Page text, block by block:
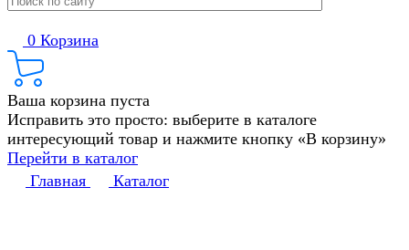
0 Корзина
Ваша корзина пуста
Исправить это просто: выберите в каталоге
интересующий товар и нажмите кнопку «В корзину»
Перейти в каталог
Главная
Каталог